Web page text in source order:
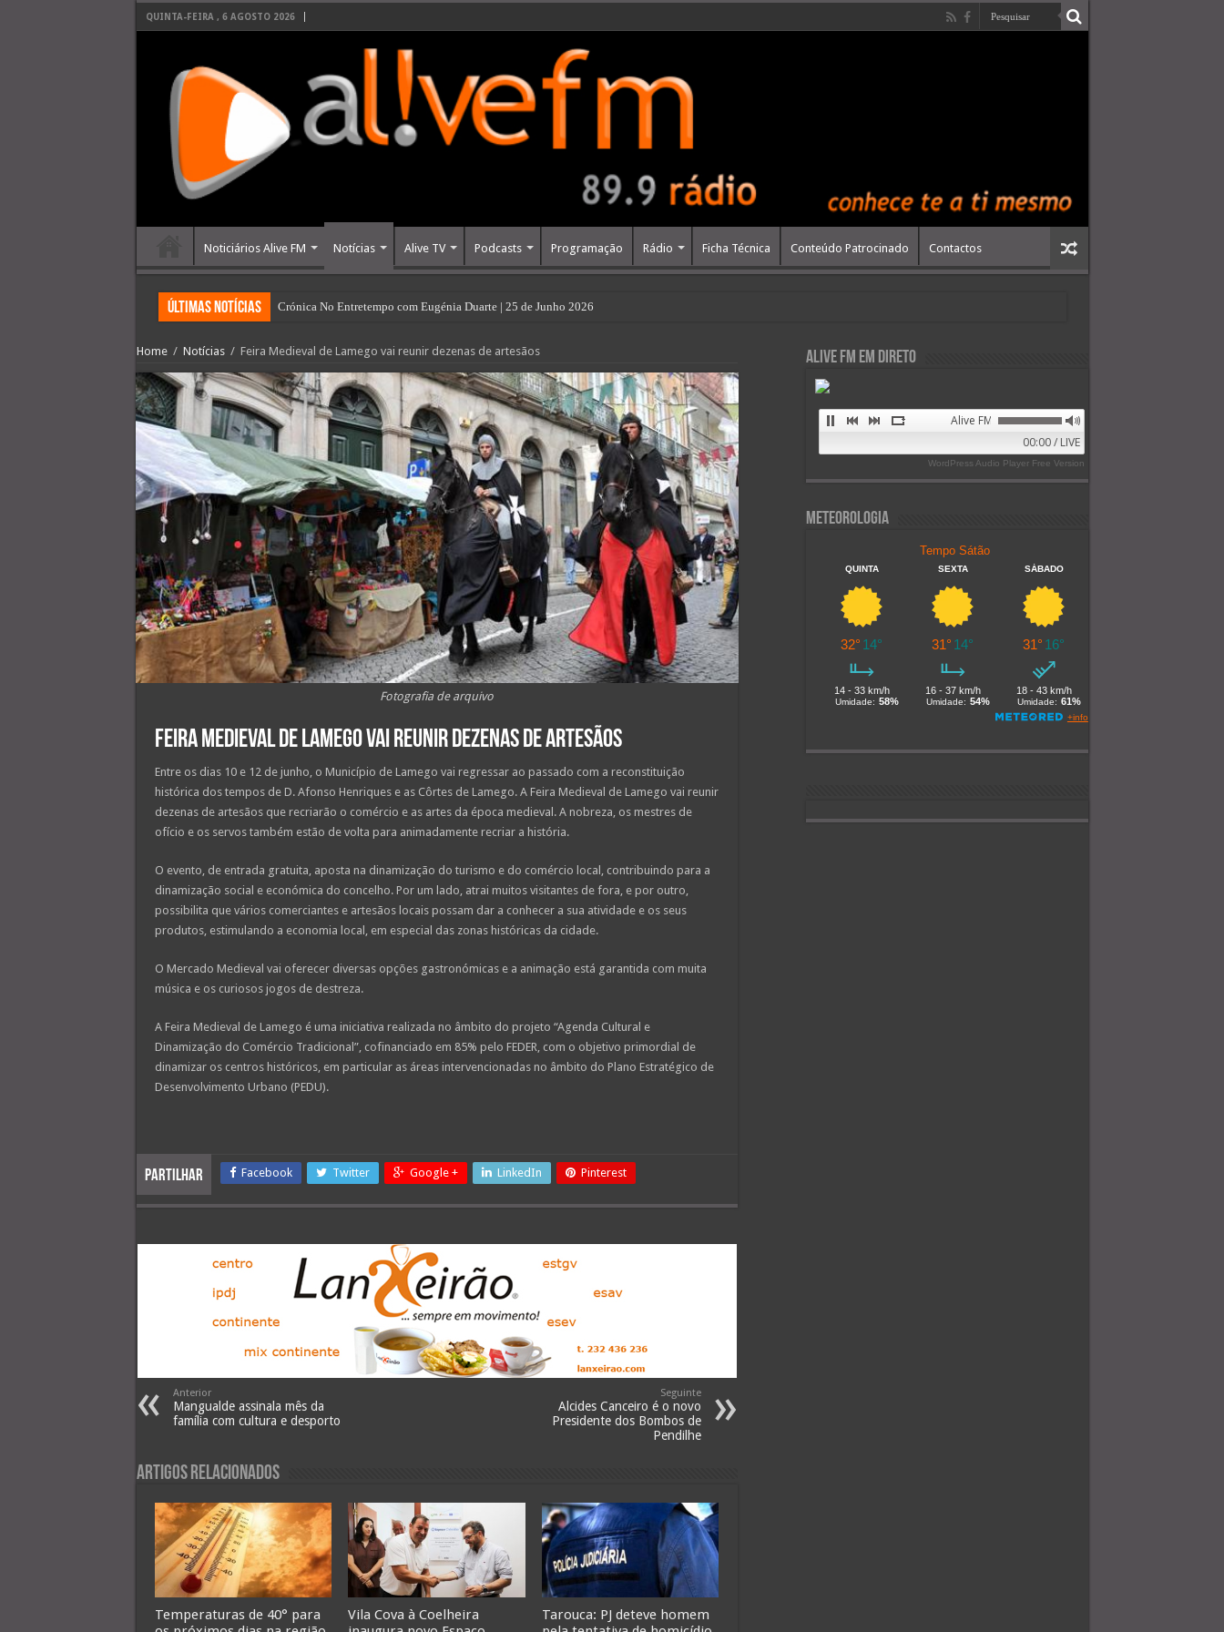
QUINTA-FEIRA , 6 AGOSTO 2026
Noticiários Alive FM Notícias Alive TV Podcasts Programação Rádio Ficha Técnica Conteúdo Patrocinado Contactos
últimas Notícias Crónica No Entretempo com Eugénia Duarte | 25 de Junho 2026
Home / Notícias / Feira Medieval de Lamego vai reunir dezenas de artesãos
Fotografia de arquivo
Feira Medieval de Lamego vai reunir dezenas de artesãos
Entre os dias 10 e 12 de junho, o Município de Lamego vai regressar ao passado com a reconstituição
histórica dos tempos de D. Afonso Henriques e as Côrtes de Lamego. A Feira Medieval de Lamego vai reunir
dezenas de artesãos que recriarão o comércio e as artes da época medieval. A nobreza, os mestres de
ofício e os servos também estão de volta para animadamente recriar a história.
O evento, de entrada gratuita, aposta na dinamização do turismo e do comércio local, contribuindo para a
dinamização social e económica do concelho. Por um lado, atrai muitos visitantes de fora, e por outro,
possibilita que vários comerciantes e artesãos locais possam dar a conhecer a sua atividade e os seus
produtos, estimulando a economia local, em especial das zonas históricas da cidade.
O Mercado Medieval vai oferecer diversas opções gastronómicas e a animação está garantida com muita
música e os curiosos jogos de destreza.
A Feira Medieval de Lamego é uma iniciativa realizada no âmbito do projeto “Agenda Cultural e
Dinamização do Comércio Tradicional”, cofinanciado em 85% pelo FEDER, com o objetivo primordial de
dinamizar os centros históricos, em particular as áreas intervencionadas no âmbito do Plano Estratégico de
Desenvolvimento Urbano (PEDU).
Partilhar Facebook Twitter Google + LinkedIn Pinterest
Anterior
Mangualde assinala mês da
família com cultura e desporto
Seguinte
Alcides Canceiro é o novo
Presidente dos Bombos de
Pendilhe
Artigos Relacionados
Temperaturas de 40° para
Vila Cova à Coelheira
Tarouca: PJ deteve homem
Alive FM em Direto
Alive FM 89.9
00:00 / LIVE
WordPress Audio Player Free Version
Meteorologia